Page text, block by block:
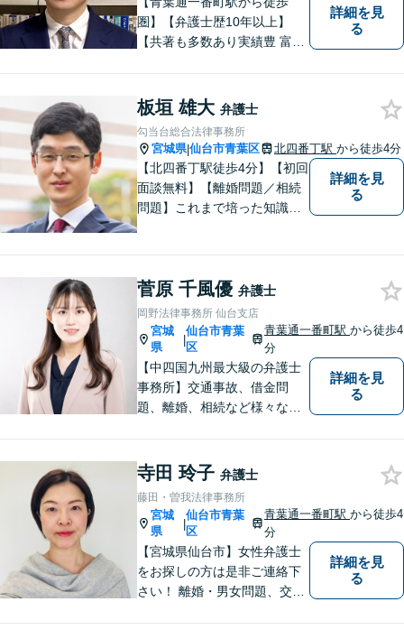
圏】【弁護士歴10年以上】
【共著も多数あり実績豊 富】
通した深いアドバ イスが可
能。借金・債務整理に関して
も熟知。
詳細を見
る
板垣 雄大 弁護士
勾当台総合法律事務所
宮城県|仙台市青葉区 北四番丁駅 から徒歩4分
【北四番丁駅徒歩4分】【初回
面談無料】【離婚問題／相続
問題】これまで培った知識と
対応可能】丁寧かつ迅速多対
応でお悩みを解決します。
【明朗な料金体系】お気軽に
ご相談下さい。
詳細を見
る
菅原 千風優 弁護士
岡野法律事務所 仙台支店
宮城
県
|
仙台市青葉
区
青葉通一番町駅から徒歩4
分
【中四国九州最大級の弁護士
事務所】交通事故、借金問
題、離婚、相続など様々な問
まずはお気軽にご相談くださ
い！
詳細を見
る
寺田 玲子 弁護士
藤田・曽我法律事務所
宮城
県
|
仙台市青葉
区
青葉通一番町駅から徒歩4
分
【宮城県仙台市】女性弁護士
をお探しの方は是非ご連絡下
さい！ 離婚・男女問題、交通
詳細を見
る